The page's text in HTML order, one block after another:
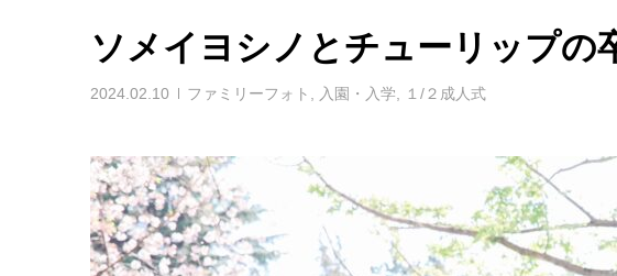
ソメイヨシノとチューリップの
2024.02.10 ファミリーフォト 入園・入学 １/２成人式